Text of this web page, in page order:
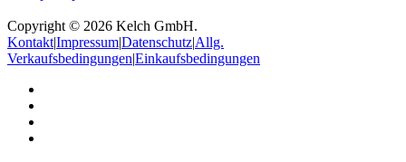
Copyright © 2026 Kelch GmbH.
Kontakt|Impressum|Datenschutz|Allg.
Verkaufsbedingungen|Einkaufsbedingungen